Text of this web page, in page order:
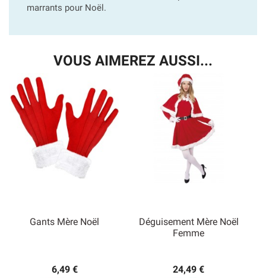
marrants pour Noël.
VOUS AIMEREZ AUSSI...
Gants Mère Noël
6,49 €
Déguisement Mère Noël
Femme
24,49 €